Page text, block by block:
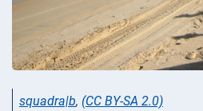
squadra|b, (CC BY-SA 2.0)